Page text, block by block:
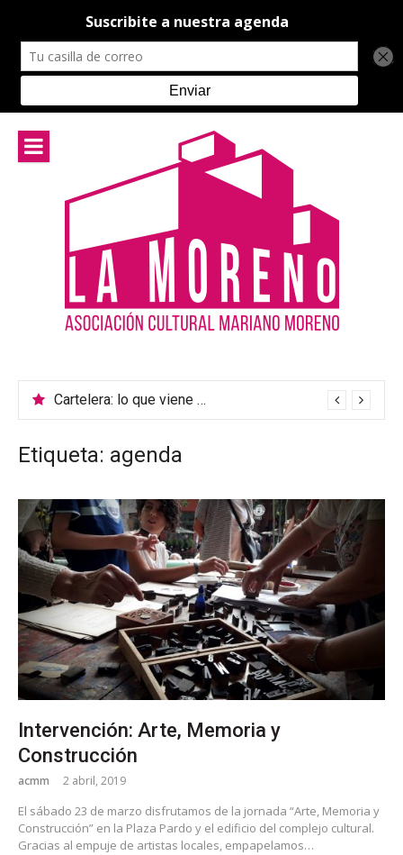
contenido
Cartelera: lo que viene en el teatro de La Moreno
Etiqueta: agenda
Intervención: Arte, Memoria y
Construcción
acmm 2 abril, 2019
El sábado 23 de marzo disfrutamos de la jornada “Arte, Memoria y
Construcción” en la Plaza Pardo y el edificio del complejo cultural.
Gracias al empuje de artistas locales, empapelamos…